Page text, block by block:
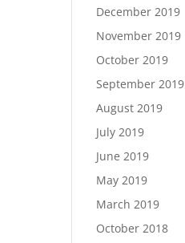
December 2019
November 2019
October 2019
September 2019
August 2019
July 2019
June 2019
May 2019
March 2019
October 2018